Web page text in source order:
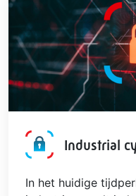
Industrial
In het huidige